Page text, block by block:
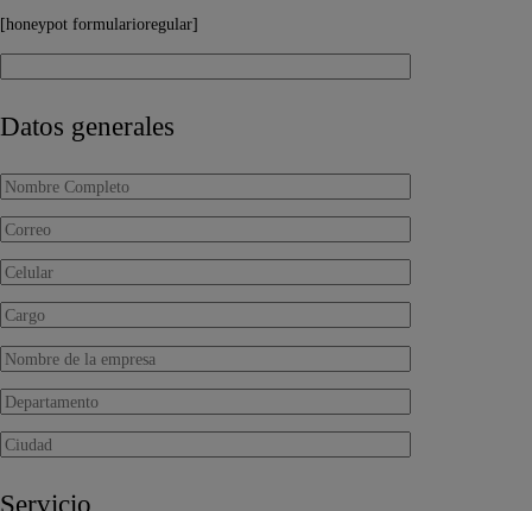
[honeypot formularioregular]
Datos generales
Servicio